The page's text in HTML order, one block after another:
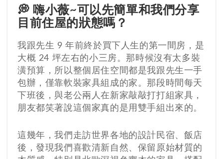
💭 嗨小薇~可以先簡單和我們分享
目前住屋的狀態嗎？
我跟先生 9 年前終於買下人生的第一間房，是
大概 24 坪左右的小三房。那時候沒有太多裝
潢預算，所以整個居住空間都是我跟先生一手
包辦，僅靠軟裝家具組成的家。那段時間每天
下班後，與老公兩人在新家敲敲打打組家具，
朋友都笑著說這個家真的是用雙手組出來的。
這幾年，我們走訪世界各地的設計民宿、飯店
後，發現我們喜歡清新自然、保留原始材質的